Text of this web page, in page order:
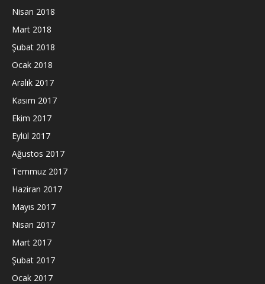
Nisan 2018
Mart 2018
Şubat 2018
Ocak 2018
Aralık 2017
Kasım 2017
Ekim 2017
Eylül 2017
Ağustos 2017
Temmuz 2017
Haziran 2017
Mayıs 2017
Nisan 2017
Mart 2017
Şubat 2017
Ocak 2017